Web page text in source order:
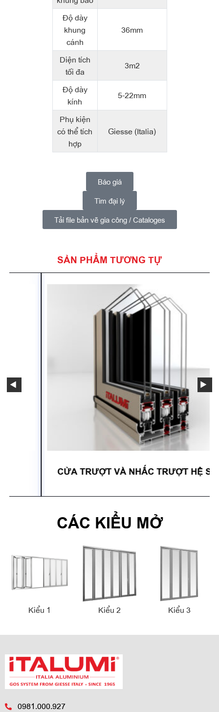
Độ dày
khung
cánh
36mm
Diện tích
tối đa
3m2
Độ dày
kính
5-22mm
Phụ kiện
có thể tích
hợp
Giesse (Italia)
Báo giá
Tìm đại lý
Tải file bản vẽ gia công / Cataloges
SẢN PHẨM TƯƠNG TỰ
CỬA TRƯỢT VÀ NHẤC TRƯỢT HỆ S110
CÁC KIỂU MỞ
Kiểu 1 Kiểu 2 Kiểu 3
0981.000.927